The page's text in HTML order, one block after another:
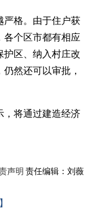
格。由于住户获
各个区市都有相应
护区、纳入村庄改
然还可以审批，
将通过建造经济
声明 责任编辑：刘薇